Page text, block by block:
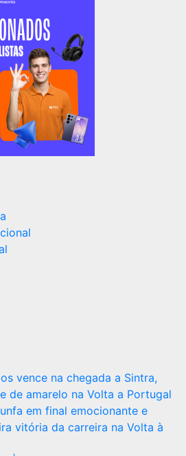
vence na chegada a Sintra,
de amarelo na Volta a Portugal
em final emocionante e
vitória da carreira na Volta à